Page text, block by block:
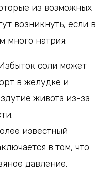
из возможных
возникнуть, если в
много натрия:
соли может
в желудке и
живота из-за
известный
в том, что
давление.